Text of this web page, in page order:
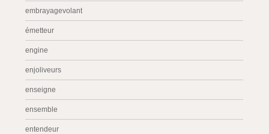
embrayagevolant
émetteur
engine
enjoliveurs
enseigne
ensemble
entendeur